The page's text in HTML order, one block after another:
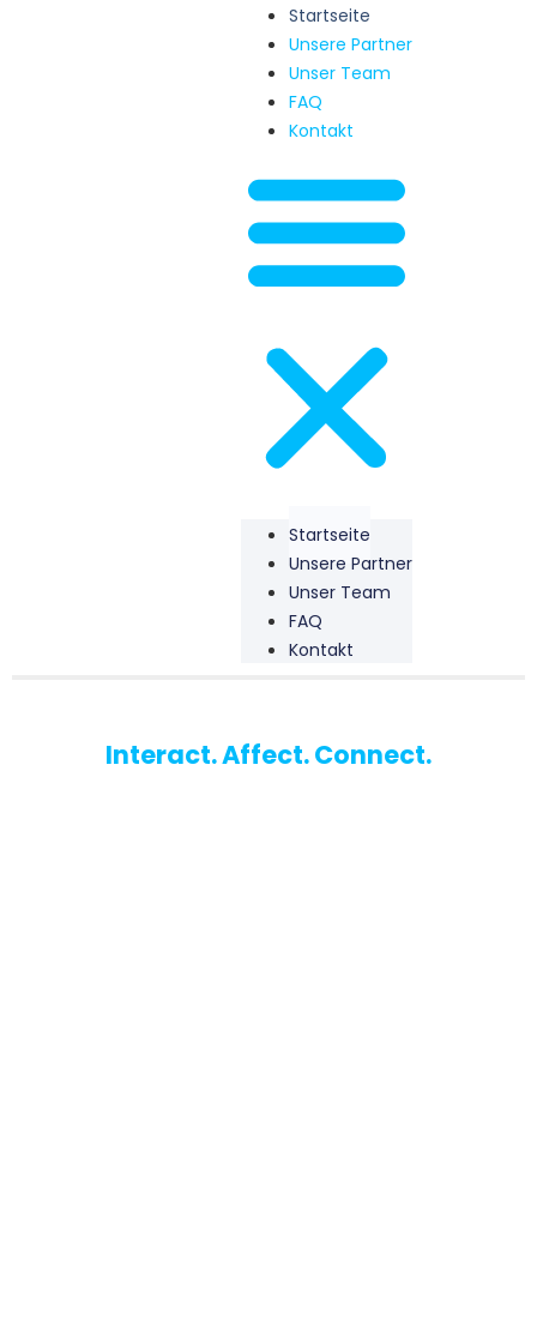
Startseite
Unsere Partner
Unser Team
FAQ
Kontakt
Startseite
Unsere Partner
Unser Team
FAQ
Kontakt
Interact. Affect. Connect.